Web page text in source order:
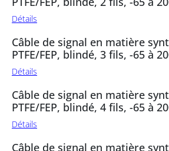
Détails
Câble de signal en matière
PTFE/FEP, blindé, 3 fils, -65 à
Détails
Câble de signal en matière
PTFE/FEP, blindé, 4 fils, -65 à
Détails
Câble de signal en matière